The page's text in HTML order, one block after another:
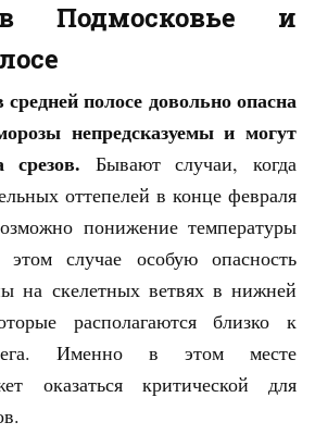
Подмосковье и
полосе довольно опасна
непредсказуемы и могут
срезов. Бывают случаи, когда
оттепелей в конце февраля
понижение температуры
случае особую опасность
на скелетных ветвях в нижней
располагаются близко к
Именно в этом месте
оказаться критической для